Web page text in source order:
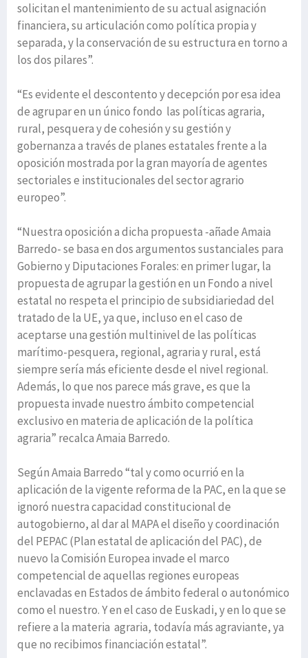
solicitan el mantenimiento de su actual asignación
financiera, su articulación como política propia y
separada, y la conservación de su estructura en torno a
los dos pilares”.
“Es evidente el descontento y decepción por esa idea
de agrupar en un único fondo las políticas agraria,
rural, pesquera y de cohesión y su gestión y
gobernanza a través de planes estatales frente a la
oposición mostrada por la gran mayoría de agentes
sectoriales e institucionales del sector agrario
europeo”.
“Nuestra oposición a dicha propuesta -añade Amaia
Barredo- se basa en dos argumentos sustanciales para
Gobierno y Diputaciones Forales: en primer lugar, la
propuesta de agrupar la gestión en un Fondo a nivel
estatal no respeta el principio de subsidiariedad del
tratado de la UE, ya que, incluso en el caso de
aceptarse una gestión multinivel de las políticas
marítimo-pesquera, regional, agraria y rural, está
siempre sería más eficiente desde el nivel regional.
Además, lo que nos parece más grave, es que la
propuesta invade nuestro ámbito competencial
exclusivo en materia de aplicación de la política
agraria” recalca Amaia Barredo.
Según Amaia Barredo “tal y como ocurrió en la
aplicación de la vigente reforma de la PAC, en la que se
ignoró nuestra capacidad constitucional de
autogobierno, al dar al MAPA el diseño y coordinación
del PEPAC (Plan estatal de aplicación del PAC), de
nuevo la Comisión Europea invade el marco
competencial de aquellas regiones europeas
enclavadas en Estados de ámbito federal o autonómico
como el nuestro. Y en el caso de Euskadi, y en lo que se
refiere a la materia agraria, todavía más agraviante, ya
que no recibimos financiación estatal”.